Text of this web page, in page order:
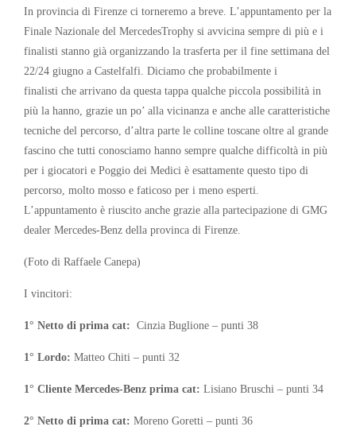
In provincia di Firenze ci torneremo a breve. L’appuntamento per la
Finale Nazionale del MercedesTrophy si avvicina sempre di più e i
finalisti stanno già organizzando la trasferta per il fine settimana del
22/24 giugno a Castelfalfi. Diciamo che probabilmente i
finalisti che arrivano da questa tappa qualche piccola possibilità in
più la hanno, grazie un po’ alla vicinanza e anche alle caratteristiche
tecniche del percorso, d’altra parte le colline toscane oltre al grande
fascino che tutti conosciamo hanno sempre qualche difficoltà in più
per i giocatori e Poggio dei Medici è esattamente questo tipo di
percorso, molto mosso e faticoso per i meno esperti.
L’appuntamento è riuscito anche grazie alla partecipazione di GMG
dealer Mercedes-Benz della provinca di Firenze.
(Foto di Raffaele Canepa)
I vincitori:
1° Netto di prima cat: Cinzia Buglione – punti 38
1° Lordo: Matteo Chiti – punti 32
1° Cliente Mercedes-Benz prima cat: Lisiano Bruschi – punti 34
2° Netto di prima cat: Moreno Goretti – punti 36